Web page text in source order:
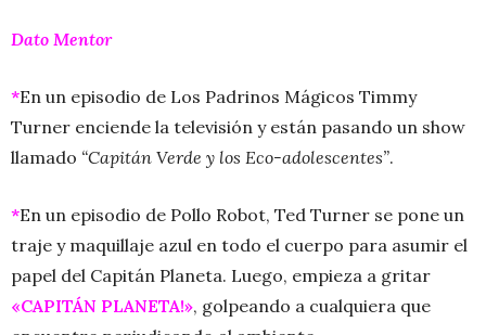
Dato Mentor
*En un episodio de Los Padrinos Mágicos Timmy
Turner enciende la televisión y están pasando un show
llamado “Capitán Verde y los Eco-adolescentes”.
*En un episodio de Pollo Robot, Ted Turner se pone un
traje y maquillaje azul en todo el cuerpo para asumir el
papel del Capitán Planeta. Luego, empieza a gritar
«CAPITÁN PLANETA!», golpeando a cualquiera que